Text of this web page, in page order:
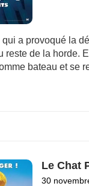
a provoqué la
reste de la horde.
bateau et se
Le Chat
30